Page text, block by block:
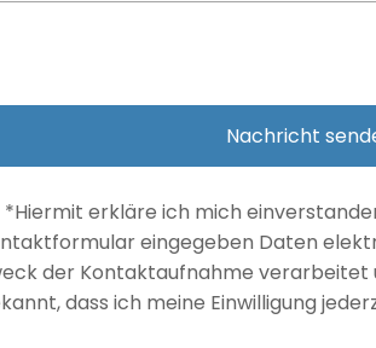
*Hiermit erkläre ich mich
eingegeben Daten
der Kontaktaufnahme verarbeitet
dass ich meine Einwilligung